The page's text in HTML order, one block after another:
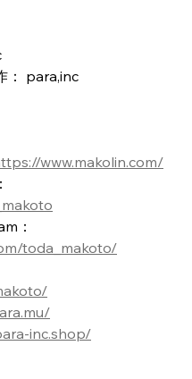
： para,inc
www.makolin.com/
：
toda_makoto/
inc.shop/